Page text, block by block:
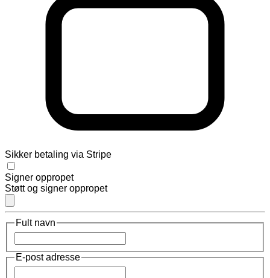
Sikker betaling via Stripe
Signer oppropet
Støtt og signer oppropet
Fult navn
E-post adresse